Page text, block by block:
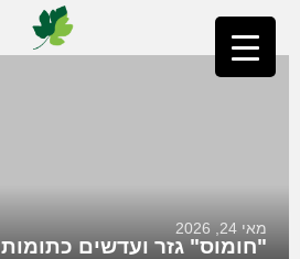
מאי 24, 2026
"חומוס" גזר ועדשים כתומות